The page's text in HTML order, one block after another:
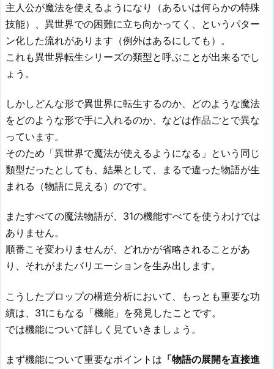
主人公が魔法を使えるようになり（あるいは何らかの特殊
技能）、異世界での困難に立ち向かってく、というパター
ン化した流れがあります（例外はあるにしても）。
これも異世界転生シリーズの類型と呼ぶことが出来るでし
ょう。
しかしどんな形で異世界に転生するのか、どのような魔法
をどのような形で手に入れるのか、などは作品ごとで異な
っています。
そのため「異世界で魔法が使えるようになる」という同じ
類型だったとしても、結果として、まるで違った物語が生
まれる（物語に見える）のです。
またすべての魔法物語が、31の機能すべてを使うわけでは
ありません。
順番こそ変わりませんが、どれかが省略されることがあ
り、それがまたバリエーションを生み出します。
こうしたプロップの構造分析において、もっとも重要な功
績は、31にもなる「機能」を発見したことです。
では機能について詳しく見ていきましょう。
まず機能について重要なポイントは 「物語の展開を直接進